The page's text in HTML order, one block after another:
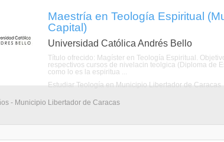
Maestría en Teología Espiritual
Capital)
Universidad Católica Andrés Bello
Título ofrecido: Magíster en Teología Espiritual.
respectivos cursos de nivelacin teolgica (Diploma de
como lo es la espiritua ...
Estudiar Teología en Municipio Libertador de Caracas
- Municipio Libertador de Caracas